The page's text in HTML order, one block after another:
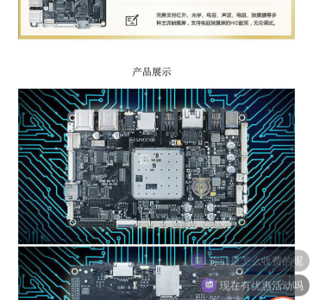
你们是怎么收费的呢
现在有优惠活动吗